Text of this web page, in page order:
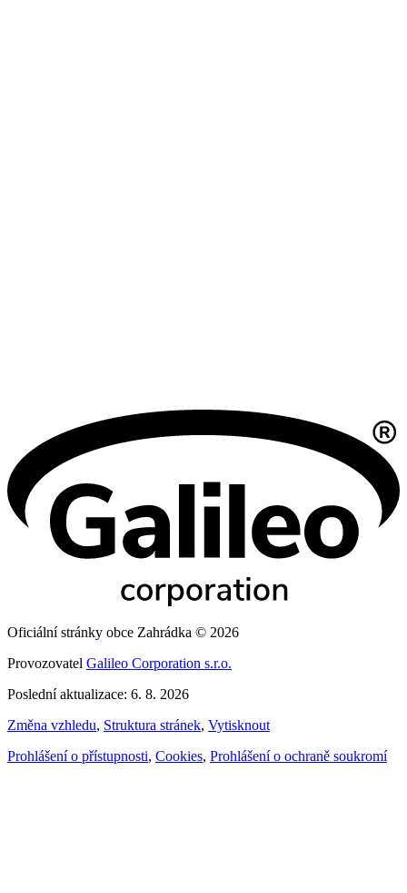
Oficiální stránky obce Zahrádka © 2026
Provozovatel Galileo Corporation s.r.o.
Poslední aktualizace: 6. 8. 2026
Změna vzhledu, Struktura stránek, Vytisknout
Prohlášení o přístupnosti, Cookies, Prohlášení o ochraně soukromí